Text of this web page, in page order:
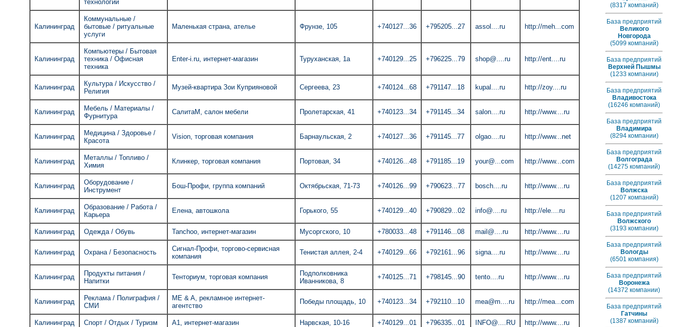
технологии
Калининград
Коммунальные /
бытовые / ритуальные
услуги
Маленькая страна, ателье Фрунзе, 105 +740127...36 +795205...27 assol....ru http://meh...com
Калининград
Компьютеры / Бытовая
техника / Офисная
техника
Enter-i.ru, интернет-магазин Туруханская, 1а +740129...25 +796225...79 shop@....ru http://ent....ru
Калининград
Культура / Искусство /
Религия
Музей-квартира Зои Куприяновой Сергеева, 23 +740124...68 +791147...18 kupal....ru http://zoy....ru
Калининград
Мебель / Материалы /
Фурнитура
СалитаМ, салон мебели Пролетарская, 41 +740123...34 +791145...34 salon....ru http://www....ru
Калининград
Медицина / Здоровье /
Красота
Vision, торговая компания Барнаульская, 2 +740127...36 +791145...77 olgao....ru http://www...net
Калининград
Металлы / Топливо /
Химия
Клинкер, торговая компания Портовая, 34 +740126...48 +791185...19 your@...com http://www...com
Калининград
Оборудование /
Инструмент
Бош-Профи, группа компаний Октябрьская, 71-73 +740126...99 +790623...77 bosch....ru http://www....ru
Калининград
Образование / Работа /
Карьера
Елена, автошкола Горького, 55 +740129...40 +790829...02 info@....ru http://ele....ru
Калининград Одежда / Обувь Tanchoo, интернет-магазин Мусоргского, 10 +780033...48 +791146...08 mail@....ru http://www....ru
Калининград Охрана / Безопасность
Сигнал-Профи, торгово-сервисная
компания
Тенистая аллея, 2-4 +740129...66 +792161...96 signa....ru http://www....ru
Калининград
Продукты питания /
Напитки
Тенториум, торговая компания
Подполковника
Иванникова, 8
+740125...71 +798145...90 tento....ru http://www....ru
Калининград
Реклама / Полиграфия /
СМИ
ME & A, рекламное интернет-
агентство
Победы площадь, 10 +740123...34 +792110...10 mea@m....ru http://mea...com
Калининград Спорт / Отдых / Туризм А1, интернет-магазин Нарвская, 10-16 +740129...01 +796335...01 INFO@....RU http://www....ru
(8317 компаний)
База предприятий
Великого
Новгорода
(5099 компаний)
База предприятий
Верхней Пышмы
(1233 компании)
База предприятий
Владивостока
(16246 компаний)
База предприятий
Владимира
(8294 компании)
База предприятий
Волгограда
(14275 компаний)
База предприятий
Волжска
(1207 компаний)
База предприятий
Волжского
(3193 компании)
База предприятий
Вологды
(6501 компания)
База предприятий
Воронежа
(14372 компании)
База предприятий
Гатчины
(1387 компаний)